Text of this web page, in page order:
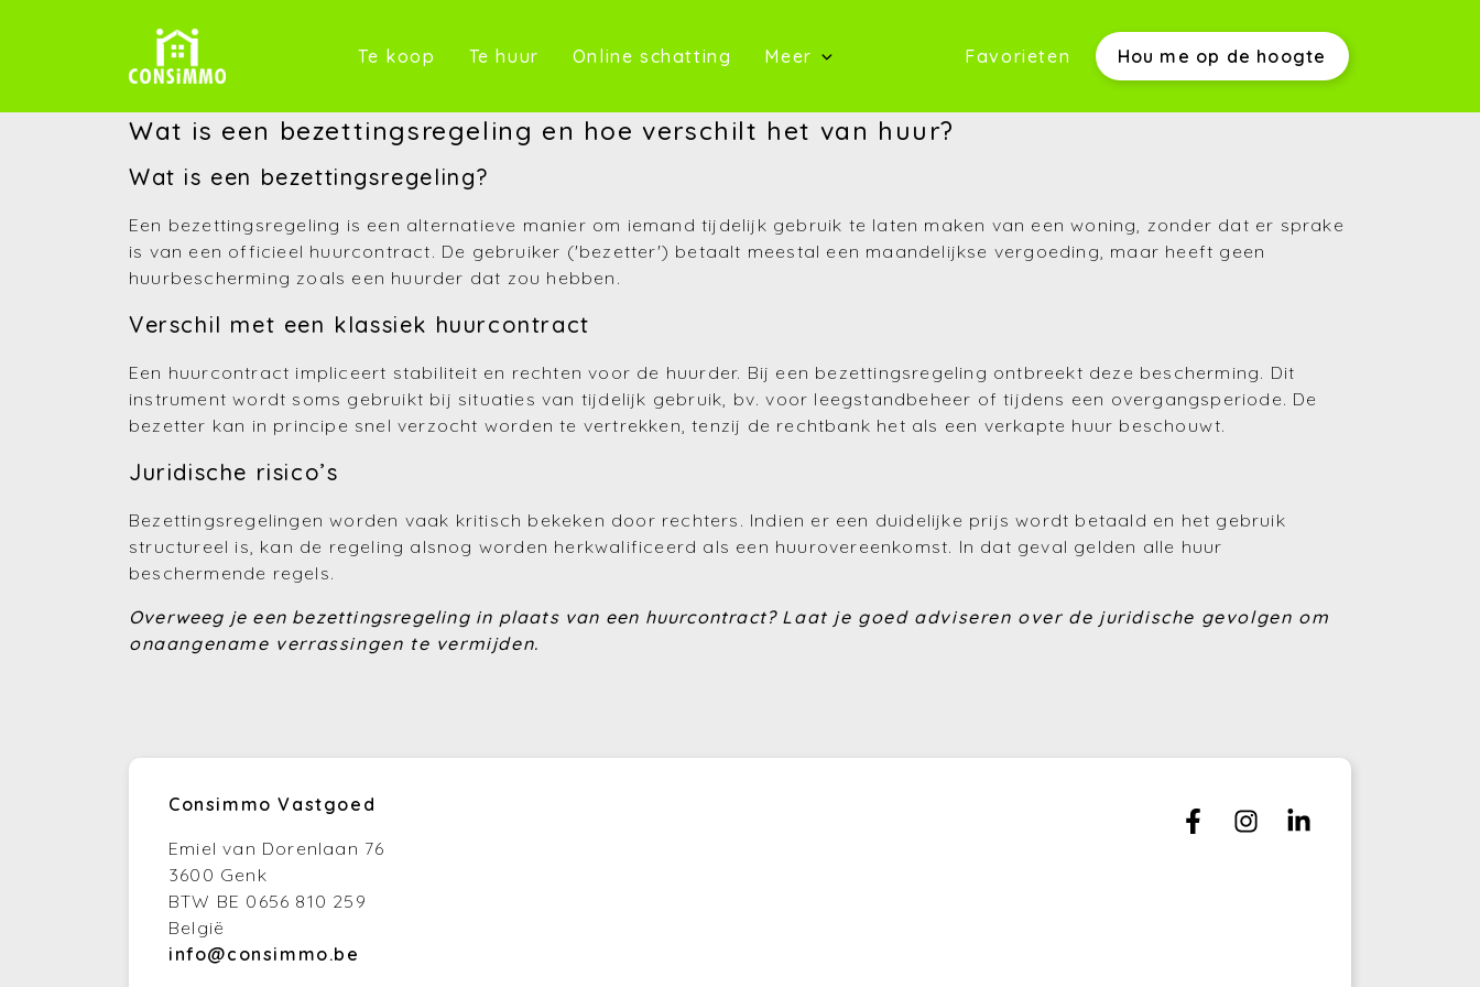
Te koop (Te koop)
Te huur (Te huur)
Online schatting (Online schatting)
Meer
(Onze werkwijze)
(Referenties)
(Advies)
(Aankopen)
(Huren en verhuren)
(Energie)
Favorieten Hou me op de hoogte
Wat is een bezettingsregeling en hoe verschilt het van huur?
Wat is een bezettingsregeling?
Een bezettingsregeling is een alternatieve manier om iemand tijdelijk gebruik te laten maken van een woning, zonder dat er sprake
is van een officieel huurcontract. De gebruiker ('bezetter') betaalt meestal een maandelijkse vergoeding, maar heeft geen
huurbescherming zoals een huurder dat zou hebben.
Verschil met een klassiek huurcontract
Een huurcontract impliceert stabiliteit en rechten voor de huurder. Bij een bezettingsregeling ontbreekt deze bescherming. Dit
instrument wordt soms gebruikt bij situaties van tijdelijk gebruik, bv. voor leegstandbeheer of tijdens een overgangsperiode. De
bezetter kan in principe snel verzocht worden te vertrekken, tenzij de rechtbank het als een verkapte huur beschouwt.
Juridische risico’s
Bezettingsregelingen worden vaak kritisch bekeken door rechters. Indien er een duidelijke prijs wordt betaald en het gebruik
structureel is, kan de regeling alsnog worden herkwalificeerd als een huurovereenkomst. In dat geval gelden alle huur
beschermende regels.
Overweeg je een bezettingsregeling in plaats van een huurcontract? Laat je goed adviseren over de juridische gevolgen om
onaangename verrassingen te vermijden.
Consimmo Vastgoed
Emiel van Dorenlaan 76
3600 Genk
BTW BE 0656 810 259
België
info@consimmo.be